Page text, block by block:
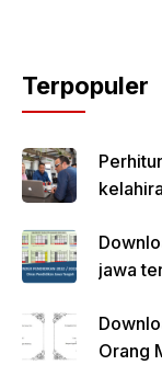
Terpopuler
jawa
Orang